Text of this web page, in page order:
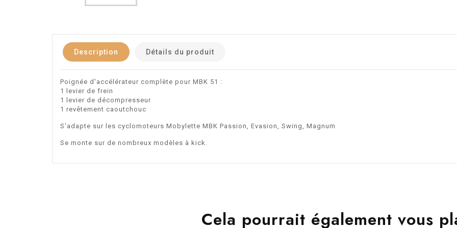
Description Détails du produit
Poignée d'accélérateur complète pour MBK 51 :
1 levier de frein
1 levier de décompresseur
1 revêtement caoutchouc
S'adapte sur les cyclomoteurs Mobylette MBK Passion, Evasion, Swing, Magnum
Se monte sur de nombreux modèles à kick.
Cela pourrait également vous